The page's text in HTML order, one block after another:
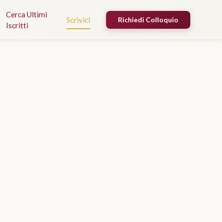
Cerca Ultimi
Iscritti
Scrivici Richiedi Colloquio